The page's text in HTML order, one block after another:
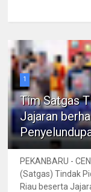
1
Tim Satgas
Jajaran
PEKANBARU -
(Satgas) Tindak
Riau beserta